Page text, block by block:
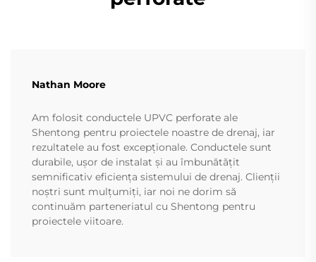
Nathan Moore
Am folosit conductele UPVC perforate ale
Shentong pentru proiectele noastre de drenaj, iar
rezultatele au fost excepționale. Conductele sunt
durabile, ușor de instalat și au îmbunătățit
semnificativ eficiența sistemului de drenaj. Clienții
noștri sunt mulțumiți, iar noi ne dorim să
continuăm parteneriatul cu Shentong pentru
proiectele viitoare.